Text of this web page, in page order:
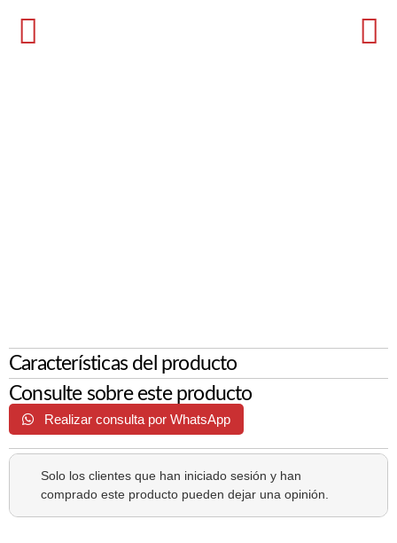
Características del producto
Consulte sobre este producto
Realizar consulta por WhatsApp
Solo los clientes que han iniciado sesión y han
comprado este producto pueden dejar una opinión.